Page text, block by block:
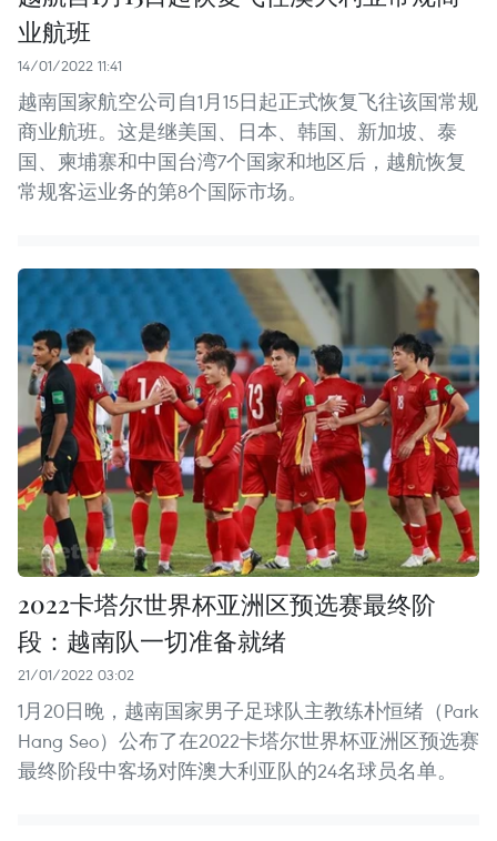
业航班
14/01/2022 11:41
越南国家航空公司自1月15日起正式恢复飞往该国常规
商业航班。这是继美国、日本、韩国、新加坡、泰
国、柬埔寨和中国台湾7个国家和地区后，越航恢复
常规客运业务的第8个国际市场。
2022卡塔尔世界杯亚洲区预选赛最终阶
段：越南队一切准备就绪
21/01/2022 03:02
1月20日晚，越南国家男子足球队主教练朴恒绪（Park
Hang Seo）公布了在2022卡塔尔世界杯亚洲区预选赛
最终阶段中客场对阵澳大利亚队的24名球员名单。